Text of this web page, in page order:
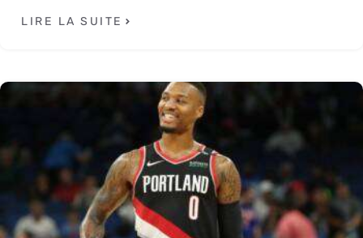
LIRE LA SUITE